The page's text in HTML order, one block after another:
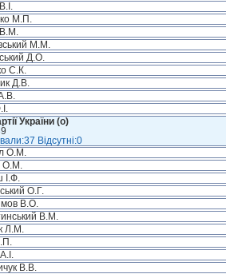
М.П.
В.М.
М.М.
Д.О.
С.К.
Д.В.
України (о)
Відсутні:0
О.М.
О.М.
І.Ф.
О.Г.
В.О.
В.М.
Л.М.
В.В.